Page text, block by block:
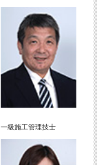
一級施工管理技士